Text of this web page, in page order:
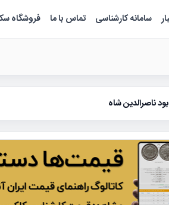
سامانه کارشناسی تماس با ما فروشگاه
ناصرالدین شاه